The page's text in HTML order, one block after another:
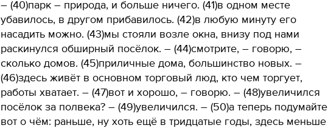
– (40)парк – природа, и больше ничего. (41)в одном месте
убавилось, в другом прибавилось. (42)в любую минуту его
насадить можно. (43)мы стояли возле окна, внизу под нами
раскинулся обширный посёлок. – (44)смотрите, – говорю, –
сколько домов. (45)приличные дома, большинство новых. –
(46)здесь живёт в основном торговый люд, кто чем торгует,
работы хватает. – (47)вот и хорошо, – говорю. – (48)увеличился
посёлок за полвека? – (49)увеличился. – (50)а теперь подумайте
вот о чём: раньше, ну хоть ещё в тридцатые годы, здесь меньше